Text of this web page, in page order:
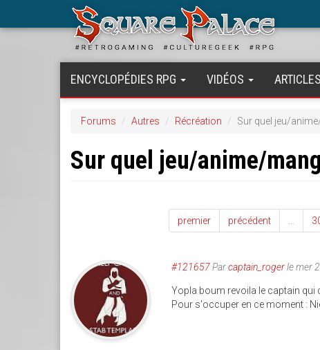
ENCYCLOPÉDIES RPG VIDÉOS ARTICLES
Forums Autres Récréation Sur quel jeu/
Sur quel jeu/anime/
premier précédent
#121657Parcaptain_rogerle mer
Yopla boum revoila le captain
Pour s'occuper en ce moment :